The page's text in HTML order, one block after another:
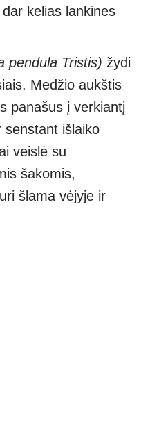
kelias lankines
pendula Tristis) žydi
Medžio aukštis
panašus į verkiantį
senstant išlaiko
veislė su
šakomis,
šlama vėjyje ir